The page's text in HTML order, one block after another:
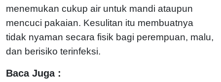
menemukan cukup air untuk mandi ataupun
mencuci pakaian. Kesulitan itu membuatnya
tidak nyaman secara fisik bagi perempuan, malu,
dan berisiko terinfeksi.
Baca Juga :